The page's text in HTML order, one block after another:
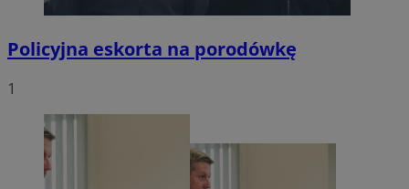
Policyjna eskorta na porodówkę
1